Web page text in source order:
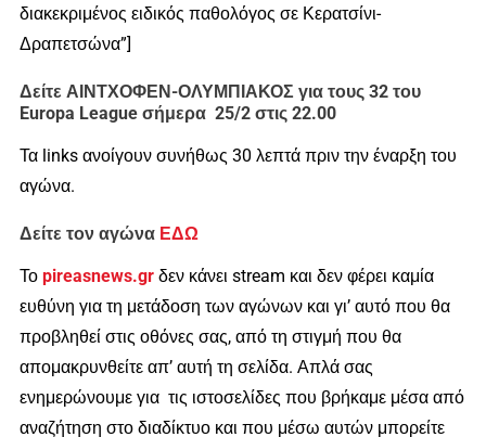
διακεκριμένος ειδικός παθολόγος σε Κερατσίνι-
Δραπετσώνα”]
Δείτε ΑΙΝΤΧΟΦΕΝ-ΟΛΥΜΠΙΑΚΟΣ για τους 32 του
Europa League σήμερα 25/2 στις 22.00
Τα links ανοίγουν συνήθως 30 λεπτά πριν την έναρξη του
αγώνα.
Δείτε τον αγώνα ΕΔΩ
Τοpireasnews.grδεν κάνει stream και δεν φέρει καμία
ευθύνη για τη μετάδοση των αγώνων και γι’ αυτό που θα
προβληθεί στις οθόνες σας, από τη στιγμή που θα
απομακρυνθείτε απ’ αυτή τη σελίδα. Απλά σας
ενημερώνουμε για τις ιστοσελίδες που βρήκαμε μέσα από
αναζήτηση στο διαδίκτυο και που μέσω αυτών μπορείτε